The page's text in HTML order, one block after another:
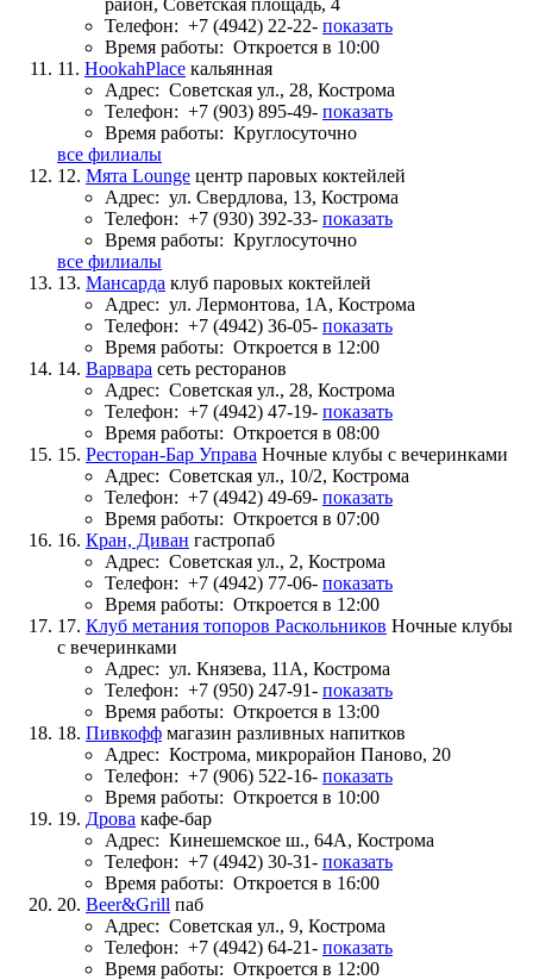
Телефон: +7 (4942) 22-22- показать
Время работы: Откроется в 10:00
11. HookahPlace кальянная
Адрес: Советская ул., 28, Кострома
Телефон: +7 (903) 895-49- показать
Время работы: Круглосуточно
все филиалы
12. Мята Lounge центр паровых коктейлей
Адрес: ул. Свердлова, 13, Кострома
Телефон: +7 (930) 392-33- показать
Время работы: Круглосуточно
все филиалы
13. Мансарда клуб паровых коктейлей
Адрес: ул. Лермонтова, 1А, Кострома
Телефон: +7 (4942) 36-05- показать
Время работы: Откроется в 12:00
14. Варвара сеть ресторанов
Адрес: Советская ул., 28, Кострома
Телефон: +7 (4942) 47-19- показать
Время работы: Откроется в 08:00
15. Ресторан-Бар Управа Ночные клубы с вечеринками
Адрес: Советская ул., 10/2, Кострома
Телефон: +7 (4942) 49-69- показать
Время работы: Откроется в 07:00
16. Кран, Диван гастропаб
Адрес: Советская ул., 2, Кострома
Телефон: +7 (4942) 77-06- показать
Время работы: Откроется в 12:00
17. Клуб метания топоров Раскольников Ночные клубы
с вечеринками
Адрес: ул. Князева, 11А, Кострома
Телефон: +7 (950) 247-91- показать
Время работы: Откроется в 13:00
18. Пивкофф магазин разливных напитков
Адрес: Кострома, микрорайон Паново, 20
Телефон: +7 (906) 522-16- показать
Время работы: Откроется в 10:00
19. Дрова кафе-бар
Адрес: Кинешемское ш., 64А, Кострома
Телефон: +7 (4942) 30-31- показать
Время работы: Откроется в 16:00
20. Beer&Grill паб
Адрес: Советская ул., 9, Кострома
Телефон: +7 (4942) 64-21- показать
Время работы: Откроется в 12:00